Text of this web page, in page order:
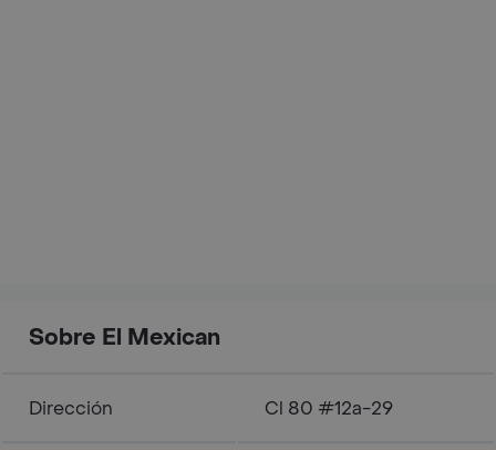
Sobre El Mexican
Dirección Cl 80 #12a-29